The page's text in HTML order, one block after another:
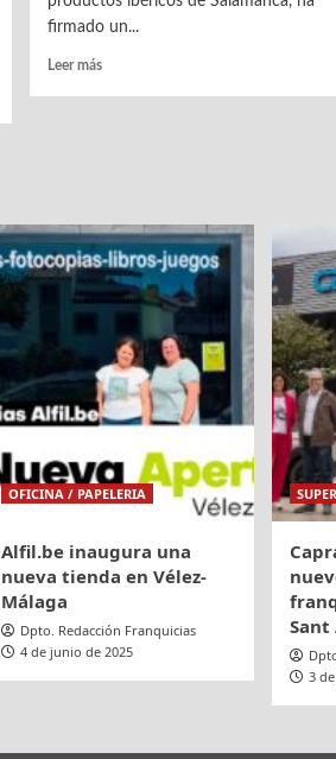
firmado un...
Leer másLeer
firman
un
acuerdo
OFICINA / PAPELERIA
Alfil.be inaugura una
nueva tienda en Vélez-
Málaga
Dpto. Redacción Franquicias
4 de junio de 2025
Sant
3